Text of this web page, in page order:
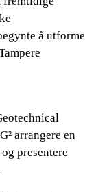
å utforme
arrangere en
presentere